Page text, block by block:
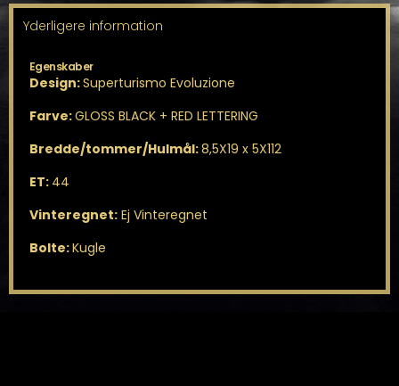
Yderligere information
Egenskaber
Design:Superturismo Evoluzione
Farve:GLOSS BLACK + RED LETTERING
Bredde/tommer/Hulmål:8,5X19 x 5X112
ET: 44
Vinteregnet:Ej Vinteregnet
Bolte:Kugle